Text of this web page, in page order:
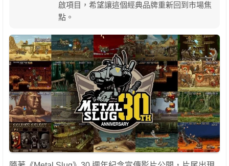
啟項目，希望讓這個經典品牌重新回到市場焦
點。